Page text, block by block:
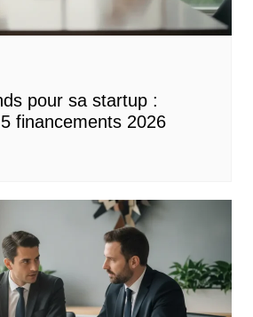
pour sa startup :
financements 2026